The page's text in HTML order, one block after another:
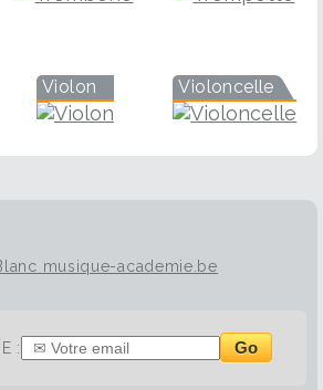
Violon Violoncelle
: Go